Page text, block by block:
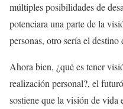
múltiples posibilidades de
potenciara una parte de la
personas, otro sería el destino
Ahora bien, ¿qué es tener
realización personal?, el
sostiene que la visión de vida